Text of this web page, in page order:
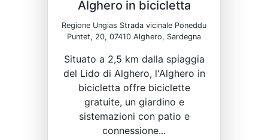
Alghero in bicicletta
Regione Ungias Strada vicinale Poneddu
Puntet, 20, 07410 Alghero, Sardegna
Situato a 2,5 km dalla spiaggia
del Lido di Alghero, l'Alghero in
bicicletta offre biciclette
gratuite, un giardino e
sistemazioni con patio e
connessione...